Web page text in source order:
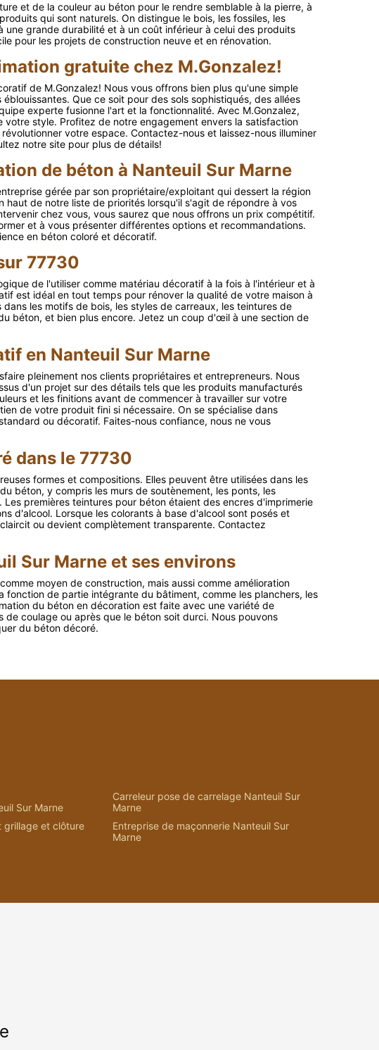
et de la couleur au béton pour le rendre semblable à la pierre, à
qui sont naturels. On distingue le bois, les fossiles, les
une grande durabilité et à un coût inférieur à celui des produits
pour les projets de construction neuve et en rénovation.
gratuite chez M.Gonzalez!
de M.Gonzalez! Nous vous offrons bien plus qu'une simple
Que ce soit pour des sols sophistiqués, des allées
experte fusionne l'art et la fonctionnalité. Avec M.Gonzalez,
style. Profitez de notre engagement envers la satisfaction
votre espace. Contactez-nous et laissez-nous illuminer
notre site pour plus de détails!
de béton à Nanteuil Sur Marne
gérée par son propriétaire/exploitant qui dessert la région
de notre liste de priorités lorsqu'il s'agit de répondre à vos
chez vous, vous saurez que nous offrons un prix compétitif.
et à vous présenter différentes options et recommandations.
en béton coloré et décoratif.
77730
de l'utiliser comme matériau décoratif à la fois à l'intérieur et à
est idéal en tout temps pour rénover la qualité de votre maison à
les motifs de bois, les styles de carreaux, les teintures de
béton, et bien plus encore. Jetez un coup d'œil à une section de
en Nanteuil Sur Marne
pleinement nos clients propriétaires et entrepreneurs. Nous
d'un projet sur des détails tels que les produits manufacturés
et les finitions avant de commencer à travailler sur votre
de votre produit fini si nécessaire. On se spécialise dans
ou décoratif. Faites-nous confiance, nous ne vous
dans le 77730
formes et compositions. Elles peuvent être utilisées dans les
béton, y compris les murs de soutènement, les ponts, les
premières teintures pour béton étaient des encres d'imprimerie
d'alcool. Lorsque les colorants à base d'alcool sont posés et
ou devient complètement transparente. Contactez
Sur Marne et ses environs
moyen de construction, mais aussi comme amélioration
de partie intégrante du bâtiment, comme les planchers, les
du béton en décoration est faite avec une variété de
coulage ou après que le béton soit durci. Nous pouvons
du béton décoré.
Sur Marne
Carreleur pose de carrelage Nanteuil Sur
Marne
grillage et clôture
Entreprise de maçonnerie Nanteuil Sur
Marne